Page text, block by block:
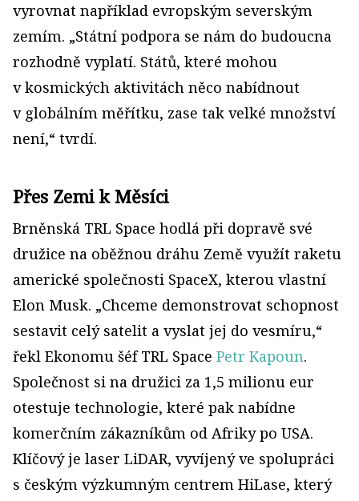
vyrovnat například evropským severským
zemím. „Státní podpora se nám do budoucna
rozhodně vyplatí. Států, které mohou
v kosmických aktivitách něco nabídnout
v globálním měřítku, zase tak velké množství
není,“ tvrdí.
Přes Zemi k Měsíci
Brněnská TRL Space hodlá při dopravě své
družice na oběžnou dráhu Země využít raketu
americké společnosti SpaceX, kterou vlastní
Elon Musk. „Chceme demonstrovat schopnost
sestavit celý satelit a vyslat jej do vesmíru,“
řekl Ekonomu šéf TRL Space Petr Kapoun.
Společnost si na družici za 1,5 milionu eur
otestuje technologie, které pak nabídne
komerčním zákazníkům od Afriky po USA.
Klíčový je laser LiDAR, vyvíjený ve spolupráci
s českým výzkumným centrem HiLase, který